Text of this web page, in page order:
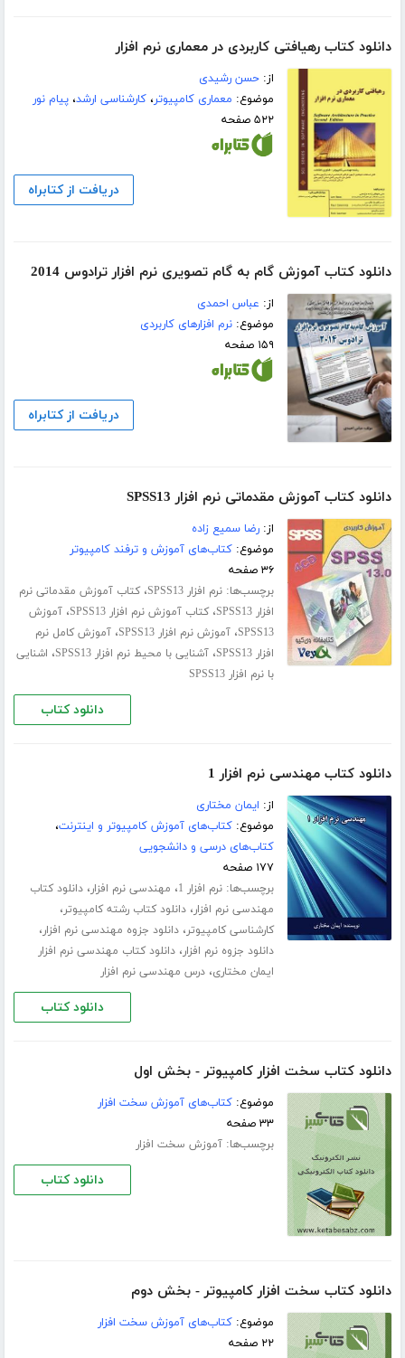
دانلود کتاب رهیافتی کاربردی در معماری نرم افزار
از:حسن رشیدی
موضوع: معماری کامپیوتر،کارشناسی ارشد،پیام نور
۵۲۲ صفحه
دریافت از کتابراه
دانلود کتاب آموزش گام به گام تصویری نرم افزار ترادوس 2014
از: عباس احمدی
موضوع:نرم افزارهای کاربردی
۱۵۹ صفحه
دریافت از کتابراه
دانلود کتاب آموزش مقدماتی نرم افزار SPSS13
از:رضا سمیع زاده
موضوع:کتاب‌های آموزش و ترفند کامپیوتر
۳۶ صفحه
برچسب‌ها:نرم افزار SPSS13 ،کتاب آموزش مقدماتی نرم
افزار SPSS13
،کتاب آموزش نرم افزار SPSS13 ،آموزش
SPSS13،آموزش نرم افزار SPSS13 ،آموزش کامل نرم
افزار SPSS13
،آشنایی با محیط نرم افزار SPSS13 ، اشنایی
با نرم افزار SPSS13
دانلود کتاب
دانلود کتاب مهندسی نرم افزار 1
از: ایمان مختاری
موضوع:کتاب‌های آموزش کامپیوتر و اینترنت،
کتاب‌های درسی و دانشجویی
۱۷۷ صفحه
برچسب‌ها:نرم افزار 1 ، مهندسی نرم افزار،دانلود کتاب
مهندسی نرم افزار،دانلود کتاب رشته کامپیوتر،
کارشناسی کامپیوتر،دانلود جزوه مهندسی نرم افزار،
دانلود جزوه نرم افزار،دانلود کتاب مهندسی نرم افزار
ایمان مختاری،درس مهندسی نرم افزار
دانلود کتاب
دانلود کتاب سخت افزار کامپیوتر - بخش اول
موضوع:کتاب‌های آموزش سخت افزار
۳۳ صفحه
برچسب‌ها:آموزش سخت افزار
دانلود کتاب
دانلود کتاب سخت افزار کامپیوتر - بخش دوم
موضوع:کتاب‌های آموزش سخت افزار
۲۲ صفحه